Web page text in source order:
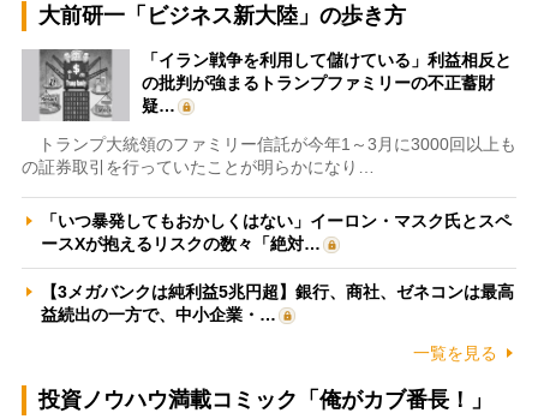
大前研一「ビジネス新大陸」の歩き方
「イラン戦争を利用して儲けている」利益相反と
の批判が強まるトランプファミリーの不正蓄財
疑…
トランプ大統領のファミリー信託が今年1～3月に3000回以上も
の証券取引を行っていたことが明らかになり…
「いつ暴発してもおかしくはない」イーロン・マスク氏とスペ
ースXが抱えるリスクの数々「絶対…
【3メガバンクは純利益5兆円超】銀行、商社、ゼネコンは最高
益続出の一方で、中小企業・…
一覧を見る
投資ノウハウ満載コミック「俺がカブ番長！」